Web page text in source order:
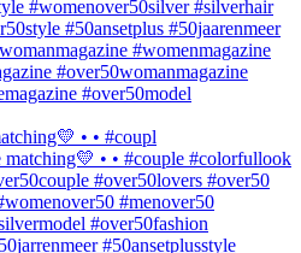
• • #coupl